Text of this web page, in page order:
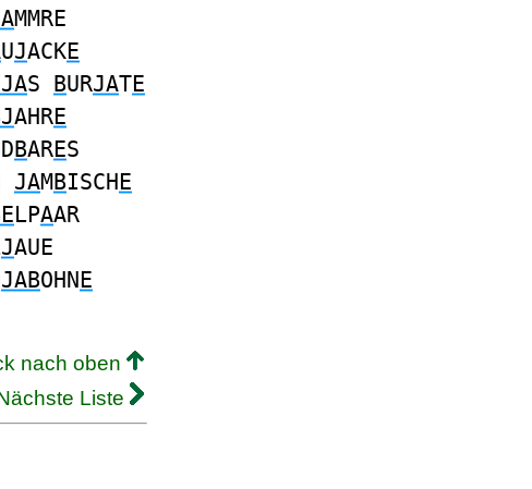
MMRE
UJACKE
S BURJATE
AHRE
BARES
JAMBISCHE
LPAAR
JAUE
JABOHNE
nach oben
Liste